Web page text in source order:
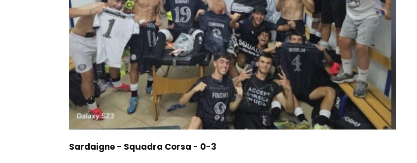
Sardaigne - Squadra Corsa - 0-3